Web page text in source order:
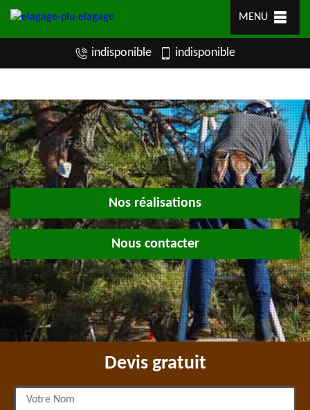
MENU
indisponible indisponible
Nos réalisations
Nous contacter
Devis gratuit